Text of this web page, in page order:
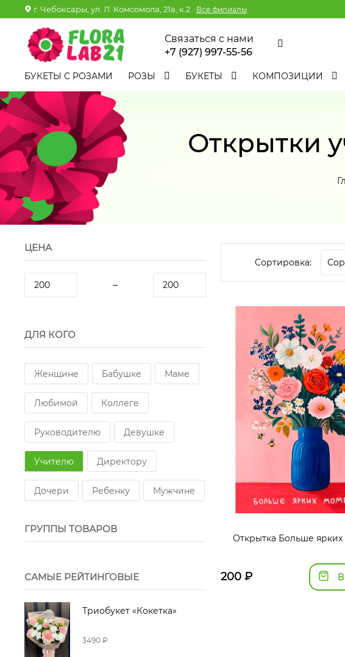
г. Чебоксары, ул. Л. Комсомола, 21а, к.2 Все филиалы
Связаться с нами
+7 (927) 997-55-56
БУКЕТЫ С РОЗАМИ РОЗЫ БУКЕТЫ КОМПОЗИЦИИ
Открытки
ЦЕНА
ДЛЯ КОГО
Женщине Бабушке Маме
Любимой Коллеге
Руководителю Девушке
Учителю Директору
Дочери Ребенку Мужчине
ГРУППЫ ТОВАРОВ
САМЫЕ РЕЙТИНГОВЫЕ
Триобукет «Кокетка»
3490 ₽
Сортировка:
Открытка Больше
200 ₽